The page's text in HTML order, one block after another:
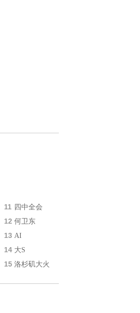
11 四中全会
12 何卫东
13 AI
14 大S
15 洛杉矶大火